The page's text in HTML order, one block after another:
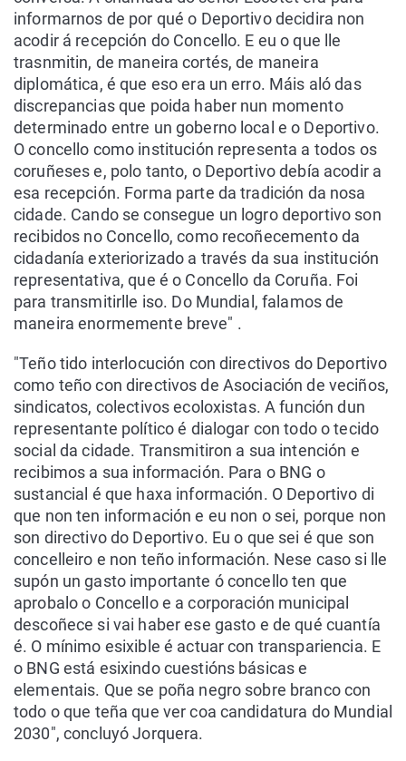
informarnos de por qué o Deportivo decidira non
acodir á recepción do Concello. E eu o que lle
trasnmitin, de maneira cortés, de maneira
diplomática, é que eso era un erro. Máis aló das
discrepancias que poida haber nun momento
determinado entre un goberno local e o Deportivo.
O concello como institución representa a todos os
coruñeses e, polo tanto, o Deportivo debía acodir a
esa recepción. Forma parte da tradición da nosa
cidade. Cando se consegue un logro deportivo son
recibidos no Concello, como recoñecemento da
cidadanía exteriorizado a través da sua institución
representativa, que é o Concello da Coruña. Foi
para transmitirlle iso. Do Mundial, falamos de
maneira enormemente breve" .
"Teño tido interlocución con directivos do Deportivo
como teño con directivos de Asociación de veciños,
sindicatos, colectivos ecoloxistas. A función dun
representante político é dialogar con todo o tecido
social da cidade. Transmitiron a sua intención e
recibimos a sua información. Para o BNG o
sustancial é que haxa información. O Deportivo di
que non ten información e eu non o sei, porque non
son directivo do Deportivo. Eu o que sei é que son
concelleiro e non teño información. Nese caso si lle
supón un gasto importante ó concello ten que
aprobalo o Concello e a corporación municipal
descoñece si vai haber ese gasto e de qué cuantía
é. O mínimo esixible é actuar con transpariencia. E
o BNG está esixindo cuestións básicas e
elementais. Que se poña negro sobre branco con
todo o que teña que ver coa candidatura do Mundial
2030", concluyó Jorquera.